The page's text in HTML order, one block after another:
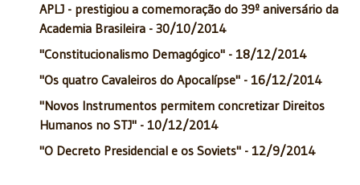
APLJ - prestigiou a comemoração do 39º aniversário da
Academia Brasileira - 30/10/2014
"Constitucionalismo Demagógico" - 18/12/2014
"Os quatro Cavaleiros do Apocalípse" - 16/12/2014
"Novos Instrumentos permitem concretizar Direitos
Humanos no STJ" - 10/12/2014
"O Decreto Presidencial e os Soviets" - 12/9/2014